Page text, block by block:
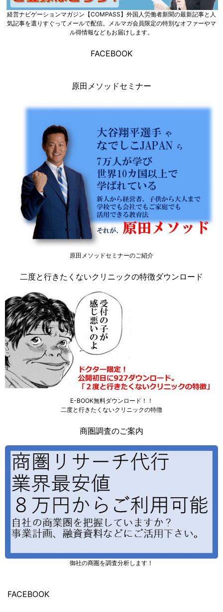
経営ナビゲーションマガジン【COMPASS】外国人労働者新聞の最新記事と人
気記事を選りすぐってメールで配信。メルマガ会員限定の特別なオファーやマ
ル得情報などもお届けします。
FACEBOOK
原田メソッドセミナー
原田メソッドセミナーのご紹介
二度と行きたくないクリニックの特徴ダウンロード
E-BOOK無料ダウンロード！！
二度と行きたくないクリニックの特徴
商圏調査のご案内
御社の商圏を調査分析します！
FACEBOOK